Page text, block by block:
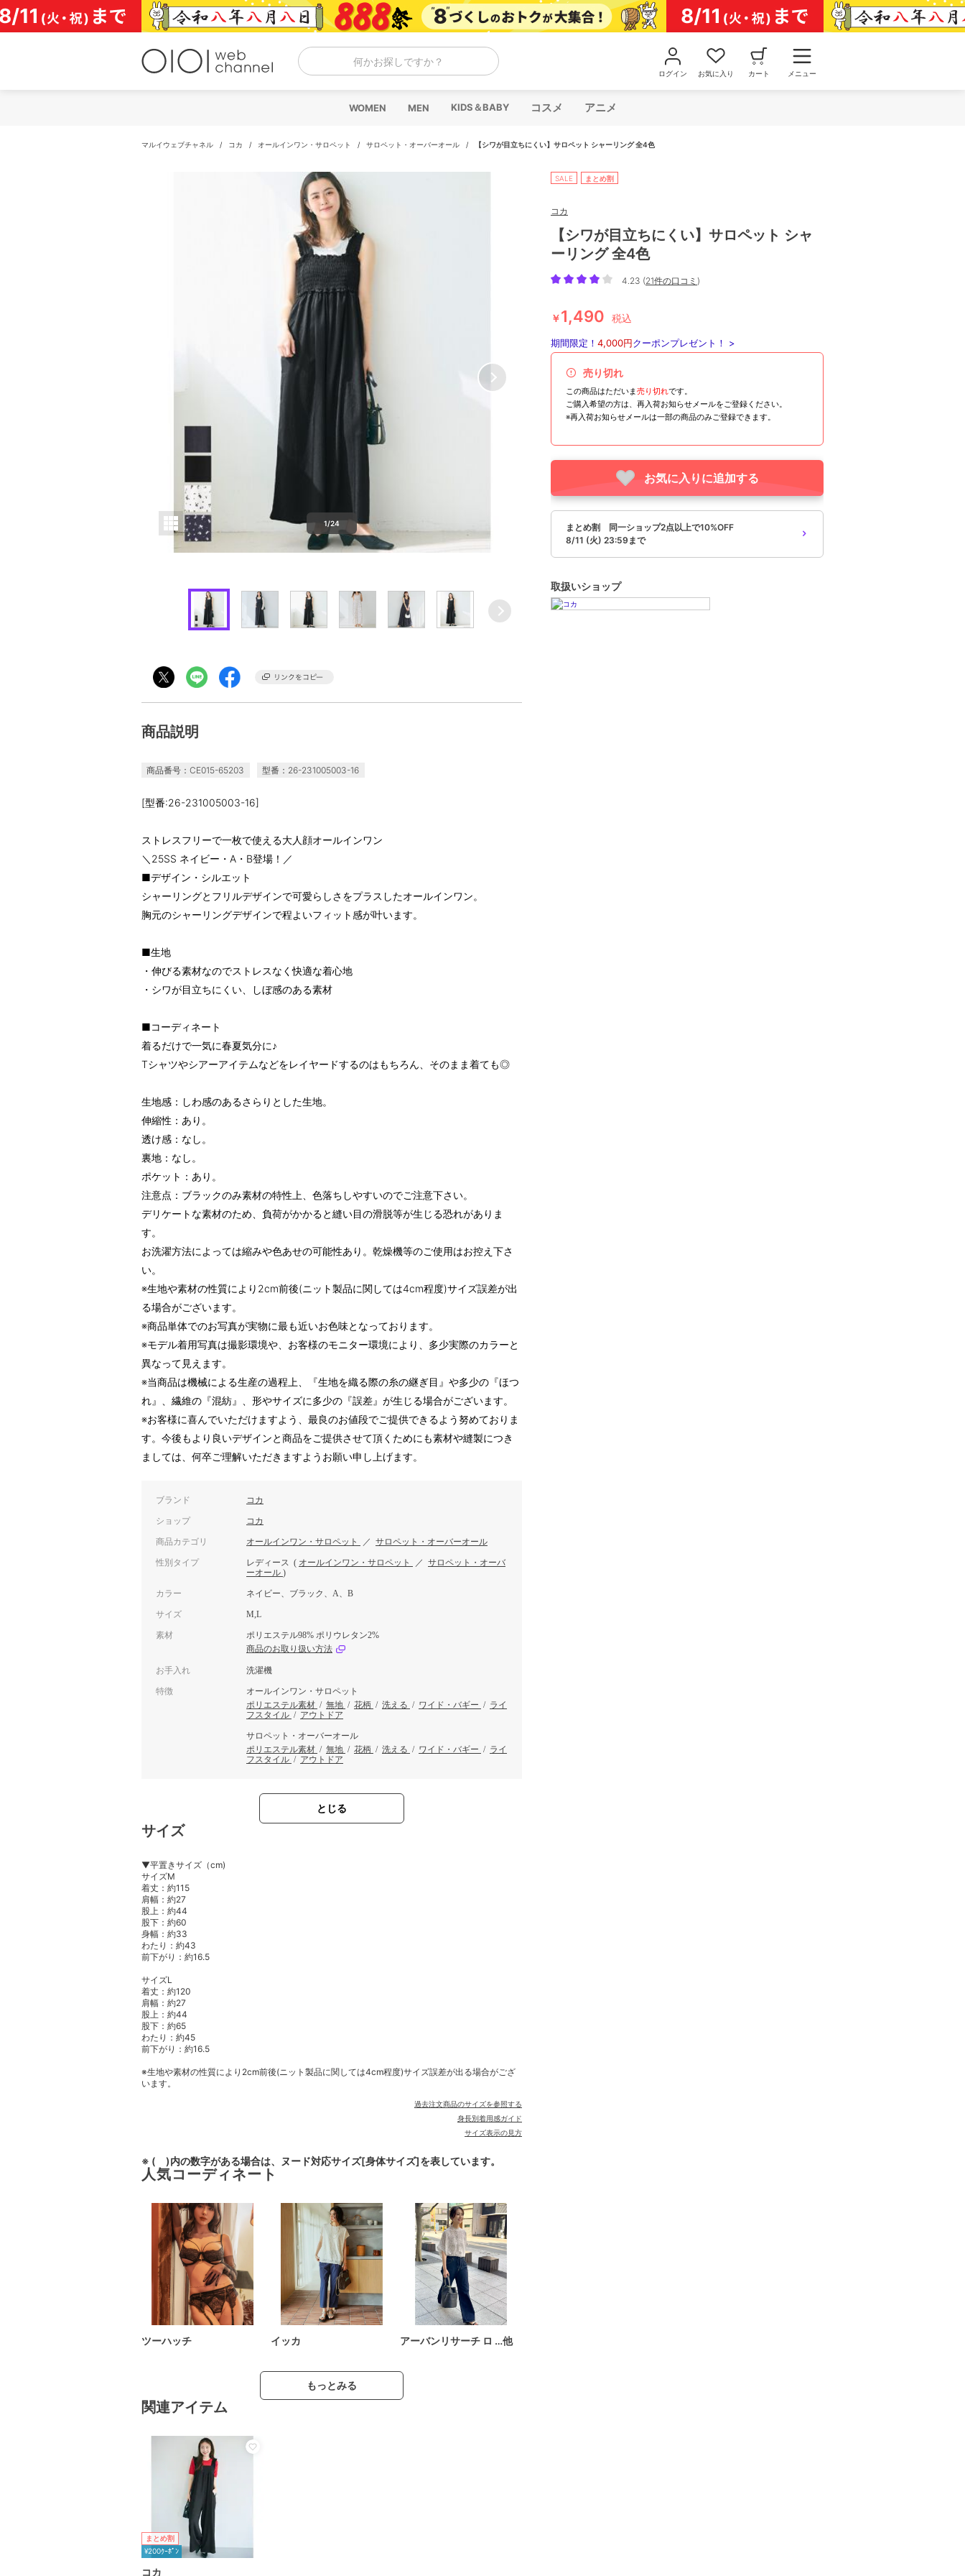
コ
ン
テ
何かお探しですか？
ログイン お気に入り カート メニュー
WOMEN MEN KIDS＆BABY コスメ アニメ
マルイウェブチャネル / コカ / オールインワン・サロペット / サロペット・オーバーオール / 【シワが目立ちにくい】サロペット シャーリング 全4色
1/24
商品説明
商品番号：CE015-65203 型番：26-231005003-16
[型番:26-231005003-16]
ストレスフリーで一枚で使える大人顔オールインワン
＼25SS ネイビー・A・B登場！／
■デザイン・シルエット
シャーリングとフリルデザインで可愛らしさをプラスしたオールインワン。
胸元のシャーリングデザインで程よいフィット感が叶います。
■生地
・伸びる素材なのでストレスなく快適な着心地
・シワが目立ちにくい、しぼ感のある素材
■コーディネート
着るだけで一気に春夏気分に♪
Tシャツやシアーアイテムなどをレイヤードするのはもちろん、そのまま着ても◎
生地感：しわ感のあるさらりとした生地。
伸縮性：あり。
透け感：なし。
裏地：なし。
ポケット：あり。
注意点：ブラックのみ素材の特性上、色落ちしやすいのでご注意下さい。
デリケートな素材のため、負荷がかかると縫い目の滑脱等が生じる恐れがありま
す。
お洗濯方法によっては縮みや色あせの可能性あり。乾燥機等のご使用はお控え下さ
い。
※生地や素材の性質により2cm前後(ニット製品に関しては4cm程度)サイズ誤差が出
る場合がございます。
※商品単体でのお写真が実物に最も近いお色味となっております。
※モデル着用写真は撮影環境や、お客様のモニター環境により、多少実際のカラーと
異なって見えます。
※当商品は機械による生産の過程上、『生地を織る際の糸の継ぎ目』や多少の『ほつ
れ』、繊維の『混紡』、形やサイズに多少の『誤差』が生じる場合がございます。
※お客様に喜んでいただけますよう、最良のお値段でご提供できるよう努めておりま
す。今後もより良いデザインと商品をご提供させて頂くためにも素材や縫製につき
ましては、何卒ご理解いただきますようお願い申し上げます。
ブランド コカ
ショップ コカ
商品カテゴリ オールインワン・サロペット ／ サロペット・オーバーオール
性別タイプ レディース ( オールインワン・サロペット ／ サロペット・オーバ
ーオール )
カラー ネイビー、ブラック、A、B
サイズ M,L
素材
ポリエステル98% ポリウレタン2%
商品のお取り扱い方法
お手入れ 洗濯機
特徴
オールインワン・サロペット
ポリエステル素材 / 無地 / 花柄 / 洗える / ワイド・バギー / ライ
フスタイル / アウトドア
サロペット・オーバーオール
ポリエステル素材 / 無地 / 花柄 / 洗える / ワイド・バギー / ライ
フスタイル / アウトドア
とじる
サイズ
▼平置きサイズ（cm)
サイズM
着丈：約115
肩幅：約27
股上：約44
股下：約60
身幅：約33
わたり：約43
前下がり：約16.5
サイズL
着丈：約120
肩幅：約27
股上：約44
股下：約65
わたり：約45
前下がり：約16.5
※生地や素材の性質により2cm前後(ニット製品に関しては4cm程度)サイズ誤差が出る場合がござ
います。
過去注文商品のサイズを参照する
身長別着用感ガイド
サイズ表示の見方
※ ( )内の数字がある場合は、ヌード対応サイズ[身体サイズ]を表しています。
人気コーディネート
ツーハッチ イッカ アーバンリサーチ ロ …他
もっとみる
関連アイテム
まとめ割
¥200ｸｰﾎﾟﾝ
コカ
SALE まとめ割
コカ
【シワが目立ちにくい】サロペット シャ
ーリング 全4色
4.23 (21件の口コミ )
￥1,490 税込
期間限定！ 4,000円クーポンプレゼント！ >
売り切れ
この商品はただいま売り切れです。
ご購入希望の方は、再入荷お知らせメールをご登録ください。
※再入荷お知らせメールは一部の商品のみご登録できます。
お気に入りに追加する
まとめ割 同一ショップ2点以上で10%OFF
8/11 (火) 23:59まで
取扱いショップ